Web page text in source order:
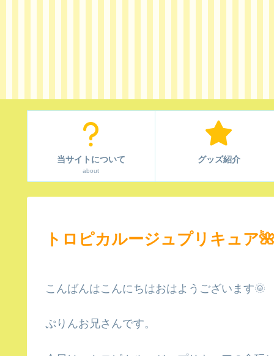
当サイトについて
about
グッズ紹介
トロピカルージュプリキュア
こんばんはこんにちはおはようございます🌞
ぷりんお兄さんです。